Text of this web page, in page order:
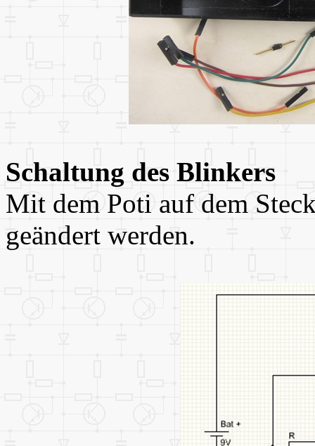
Schaltung des Blinkers
Mit dem Poti auf dem
geändert werden.